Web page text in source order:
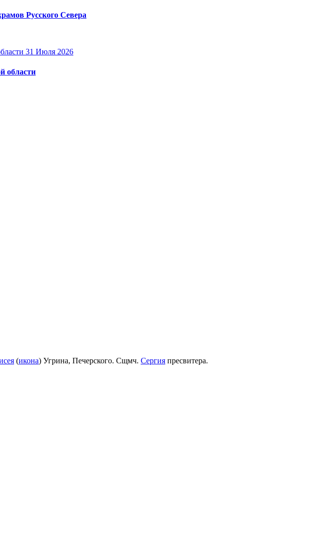
Русского Севера
31 Июля 2026
области
(икона) Угрина, Печерского. Сщмч. Сергия пресвитера.